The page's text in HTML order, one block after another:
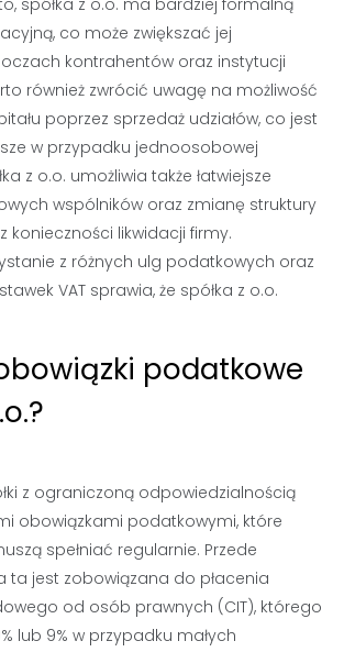
spółka z o.o. ma bardziej formalną
co może zwiększać jej
kontrahentów oraz instytucji
również zwrócić uwagę na możliwość
poprzez sprzedaż udziałów, co jest
w przypadku jednoosobowej
z o.o. umożliwia także łatwiejsze
wspólników oraz zmianę struktury
konieczności likwidacji firmy.
z różnych ulg podatkowych oraz
VAT sprawia, że spółka z o.o.
podatkowe
z ograniczoną odpowiedzialnością
obowiązkami podatkowymi, które
spełniać regularnie. Przede
ta jest zobowiązana do płacenia
od osób prawnych (CIT), którego
lub 9% w przypadku małych